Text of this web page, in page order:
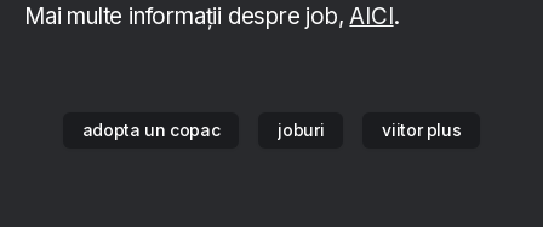
Mai multe informații despre job,AICI.
adopta un copac joburi viitor plus